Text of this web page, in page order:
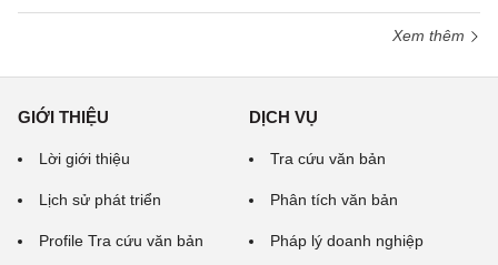
Xem thêm
GIỚI THIỆU
Lời giới thiệu
Lịch sử phát triển
Profile Tra cứu văn bản
DỊCH VỤ
Tra cứu văn bản
Phân tích văn bản
Pháp lý doanh nghiệp